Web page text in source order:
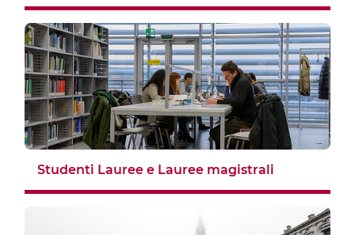
Studenti Lauree e Lauree magistrali